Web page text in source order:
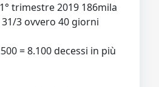
trimestre 2019 186mila
3 ovvero 40 giorni
= 8.100 decessi in più